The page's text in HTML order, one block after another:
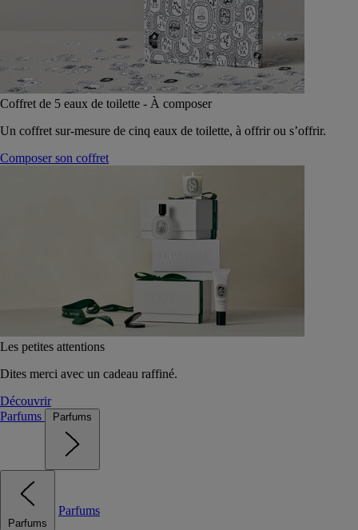
Coffret de 5 eaux de toilette - À composer
Un coffret sur-mesure de cinq eaux de toilette, à offrir ou s’offrir.
Composer son coffret
Les petites attentions
Dites merci avec un cadeau raffiné.
Découvrir
Parfums
Parfums
Parfums
Parfums